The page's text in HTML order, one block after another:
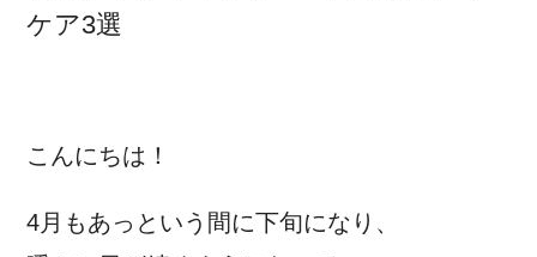
ケア3選
こんにちは！
4月もあっという間に下旬になり、